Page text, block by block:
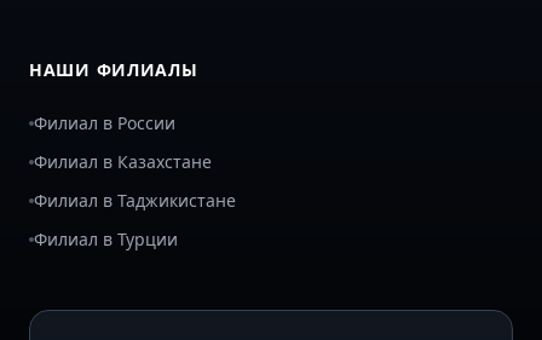
НАШИ ФИЛИАЛЫ
Филиал в России
Филиал в Казахстане
Филиал в Таджикистане
Филиал в Турции